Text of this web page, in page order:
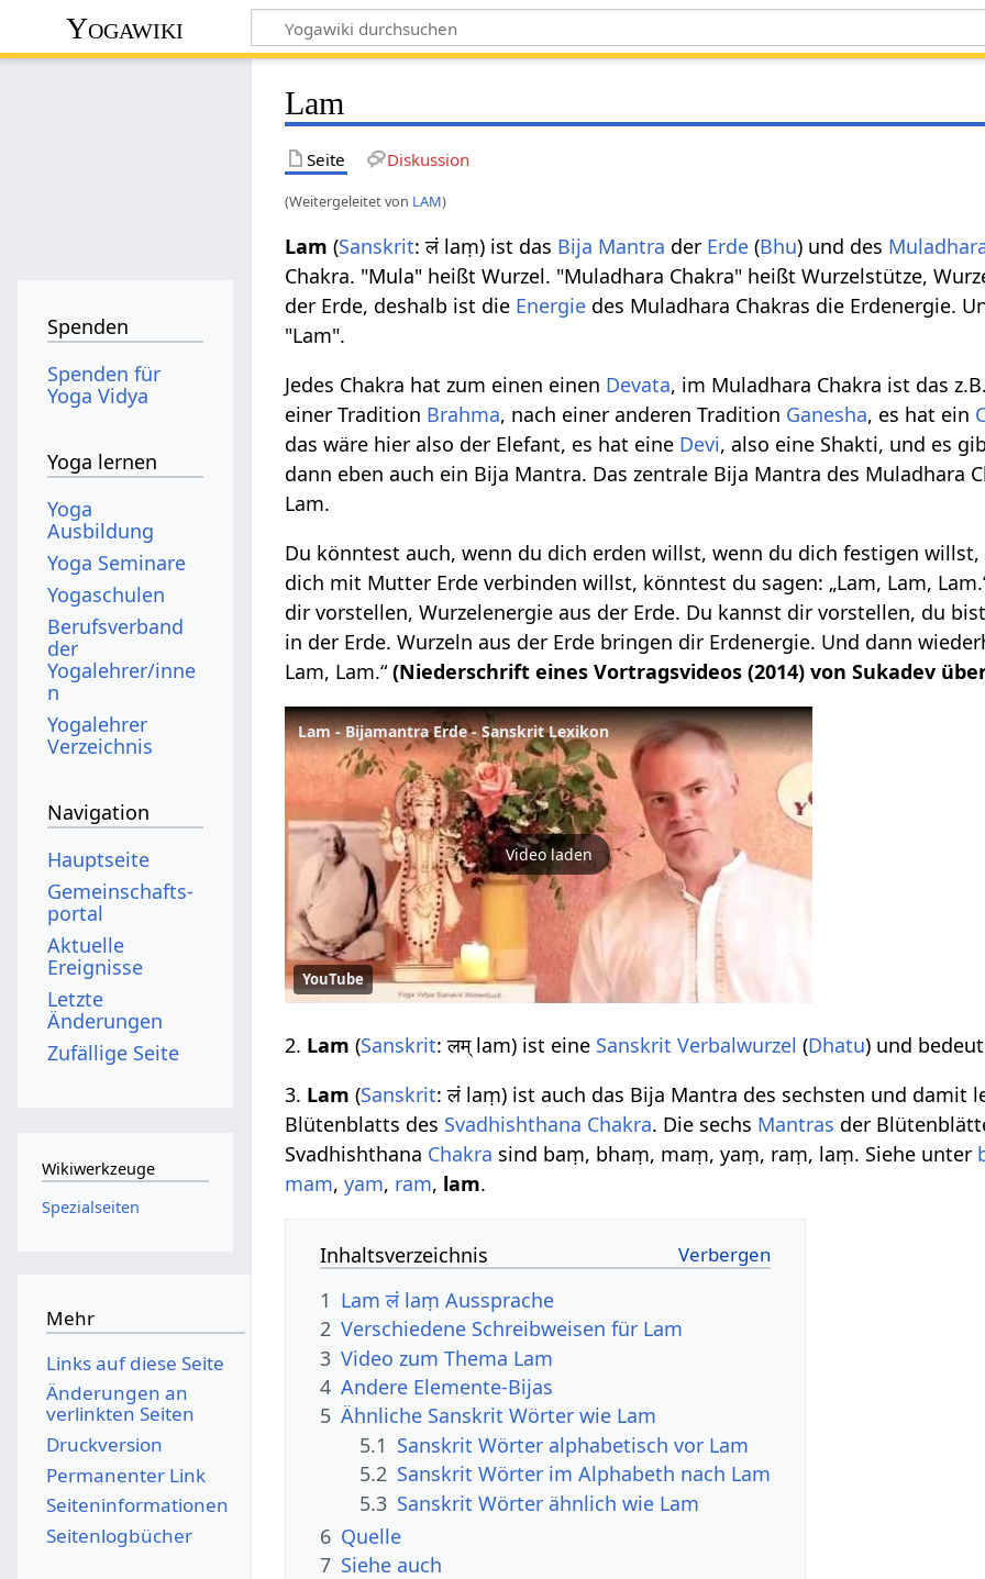
Yogawiki
Lam
Seite Diskussion
(Weitergeleitet von LAM)
Lam (Sanskrit: लं laṃ) ist das Bija Mantra der Erde (Bhu) und des
Chakra. "Mula" heißt Wurzel. "Muladhara Chakra" heißt Wurzelstütze,
der Erde, deshalb ist die Energie des Muladhara Chakras die Erdenergie.
"Lam".
Jedes Chakra hat zum einen einen Devata, im Muladhara Chakra ist das
einer Tradition Brahma, nach einer anderen Tradition Ganesha, es hat ein
das wäre hier also der Elefant, es hat eine Devi, also eine Shakti, und es
dann eben auch ein Bija Mantra. Das zentrale Bija Mantra des Muladhara
Lam.
Du könntest auch, wenn du dich erden willst, wenn du dich festigen
dich mit Mutter Erde verbinden willst, könntest du sagen: „Lam, Lam,
dir vorstellen, Wurzelenergie aus der Erde. Du kannst dir vorstellen, du
in der Erde. Wurzeln aus der Erde bringen dir Erdenergie. Und dann
Lam, Lam.“(Niederschrift eines Vortragsvideos (2014) von Sukadev
Lam - Bijamantra Erde - Sanskrit Lexikon
Video laden
YouTube
2. Lam(Sanskrit: लम् lam) ist eine Sanskrit Verbalwurzel (Dhatu) und
3. Lam (Sanskrit: लं laṃ) ist auch das Bija Mantra des sechsten und damit
Blütenblatts des Svadhishthana Chakra. Die sechs Mantras der
Svadhishthana Chakra sind baṃ, bhaṃ, maṃ, yaṃ, raṃ, laṃ. Siehe unter
mam,yam, ram, lam.
Inhaltsverzeichnis
1 Lam लं laṃ Aussprache
2 Verschiedene Schreibweisen für Lam
3 Video zum Thema Lam
4 Andere Elemente-Bijas
5 Ähnliche Sanskrit Wörter wie Lam
5.1 Sanskrit Wörter alphabetisch vor Lam
5.2 Sanskrit Wörter im Alphabeth nach Lam
5.3 Sanskrit Wörter ähnlich wie Lam
6 Quelle
7 Siehe auch
Spenden
Spenden für
Yoga Vidya
Yoga lernen
Yoga
Ausbildung
Yoga Seminare
Yogaschulen
Berufsverband
der
Yogalehrer/inne
n
Yogalehrer
Verzeichnis
Navigation
Hauptseite
Gemeinschafts­
portal
Aktuelle
Ereignisse
Letzte
Änderungen
Zufällige Seite
Wikiwerkzeuge
Spezialseiten
Mehr
Links auf diese Seite
Änderungen an
verlinkten Seiten
Druckversion
Permanenter Link
Seiten­­informationen
Seitenlogbücher